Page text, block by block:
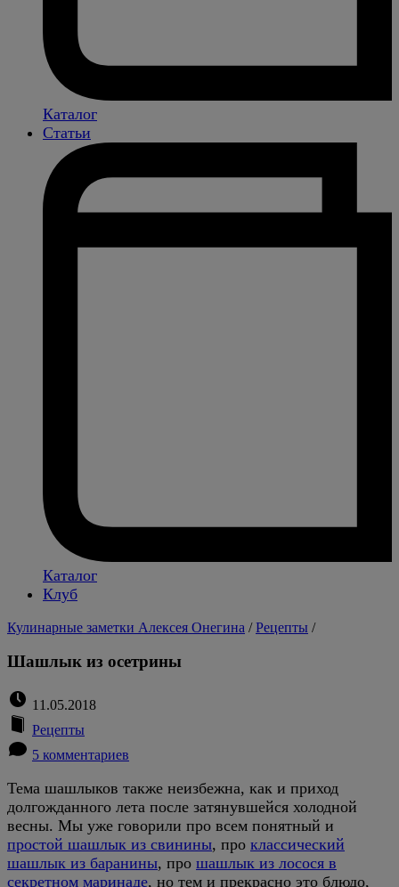
Каталог
Статьи
Каталог
Клуб
Кулинарные заметки Алексея Онегина /Рецепты /
Шашлык из осетрины
11.05.2018
Рецепты
5 комментариев
Тема шашлыков также неизбежна, как и приход
долгожданного лета после затянувшейся холодной
весны. Мы уже говорили про всем понятный и
простой шашлык из свинины, про классический
шашлык из баранины, про шашлык из лосося в
секретном маринаде, но тем и прекрасно это блюдо,